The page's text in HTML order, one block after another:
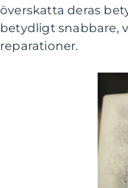
överskatta deras
betydligt snabbare,
reparationer.